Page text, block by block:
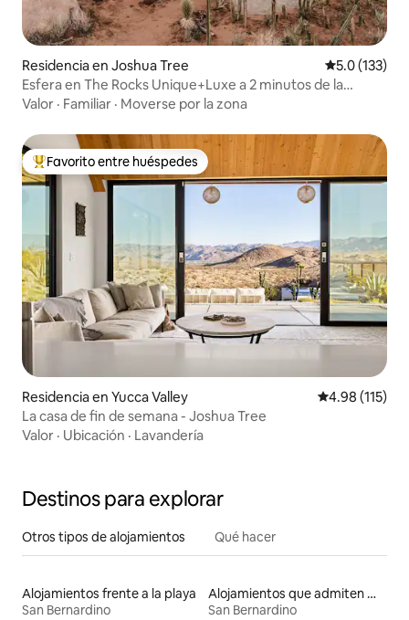
Residencia en Joshua Tree Calificación
5.0 (133)
Esfera en The Rocks Unique+Luxe a 2 minutos de la
entrada del parque
Valor · Familiar · Moverse por la zona
De los mejores en Favorito entre huéspedes
Favorito entre huéspedes
Residencia en Yucca Valley Calificación
4.98 (115)
La casa de fin de semana - Joshua Tree
Valor · Ubicación · Lavandería
Destinos para explorar
Otros tipos de alojamientos Qué hacer
Alojamientos frente a la playa
San Bernardino
Alojamientos que admiten mascotas
San Bernardino